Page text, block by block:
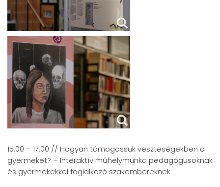
15.00 – 17.00 // Hogyan támogassuk veszteségekben a
gyermeket? – Interaktív műhelymunka pedagógusoknak
és gyermekekkel foglalkozó szakembereknek